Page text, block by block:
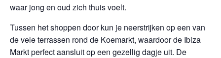
waar jong en oud zich thuis voelt.
Tussen het shoppen door kun je neerstrijken op een van
de vele terrassen rond de Koemarkt, waardoor de Ibiza
Markt perfect aansluit op een gezellig dagje uit. De